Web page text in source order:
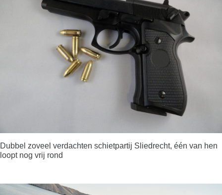
Dubbel zoveel verdachten schietpartij Sliedrecht, één van hen
loopt nog vrij rond